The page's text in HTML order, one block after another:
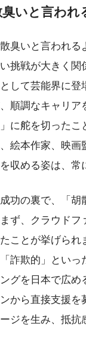
いと言われ
臭いと言われ
挑戦が大きく
として芸能界に
順調なキャリ
に舵を切った
絵本作家、映
収める姿は、常
功の裏で、「
ず、クラウド
ことが挙げられ
詐欺的」とい
グを日本で広
から直接支援
ジを生み、抵抗